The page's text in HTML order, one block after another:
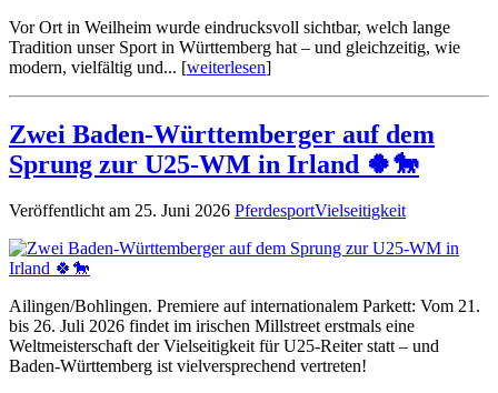
Vor Ort in Weilheim wurde eindrucksvoll sichtbar, welch lange
Tradition unser Sport in Württemberg hat – und gleichzeitig, wie
modern, vielfältig und... [weiterlesen]
Zwei Baden-Württemberger auf dem
Sprung zur U25-WM in Irland 🍀🐎
Veröffentlicht am 25. Juni 2026 PferdesportVielseitigkeit
Ailingen/Bohlingen. Premiere auf internationalem Parkett: Vom 21.
bis 26. Juli 2026 findet im irischen Millstreet erstmals eine
Weltmeisterschaft der Vielseitigkeit für U25-Reiter statt – und
Baden-Württemberg ist vielversprechend vertreten!